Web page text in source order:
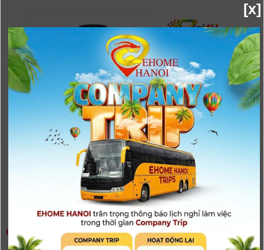
CAMERA ĐA NĂNG ZOOM Q8N-4K | CHÍNH HÃNG
(0người đánh giá)
[x]